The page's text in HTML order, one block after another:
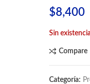
$8,400
Sin
Compare
Categoría: